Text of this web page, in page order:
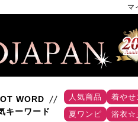
マ
WORD
キーワード
人気商品
着やせ
夏ワンピ
浴衣☆